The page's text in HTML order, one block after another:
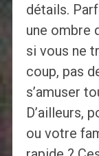
détails.
une ombre
si vous ne
coup, pas
s’amuser
D’ailleurs,
ou votre